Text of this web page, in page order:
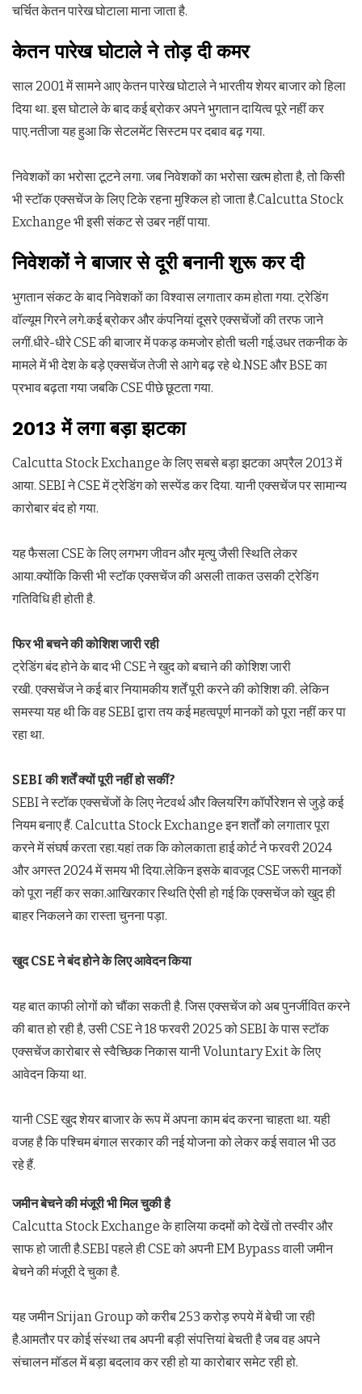
चर्चित केतन पारेख घोटाला माना जाता है.
केतन पारेख घोटाले ने तोड़ दी कमर
साल 2001 में सामने आए केतन पारेख घोटाले ने भारतीय शेयर बाजार को हिला
दिया था. इस घोटाले के बाद कई ब्रोकर अपने भुगतान दायित्व पूरे नहीं कर
पाए.नतीजा यह हुआ कि सेटलमेंट सिस्टम पर दबाव बढ़ गया.
निवेशकों का भरोसा टूटने लगा. जब निवेशकों का भरोसा खत्म होता है, तो किसी
भी स्टॉक एक्सचेंज के लिए टिके रहना मुश्किल हो जाता है.Calcutta Stock
Exchange भी इसी संकट से उबर नहीं पाया.
निवेशकों ने बाजार से दूरी बनानी शुरू कर दी
भुगतान संकट के बाद निवेशकों का विश्वास लगातार कम होता गया. ट्रेडिंग
वॉल्यूम गिरने लगे.कई ब्रोकर और कंपनियां दूसरे एक्सचेंजों की तरफ जाने
लगीं.धीरे-धीरे CSE की बाजार में पकड़ कमजोर होती चली गई.उधर तकनीक के
मामले में भी देश के बड़े एक्सचेंज तेजी से आगे बढ़ रहे थे.NSE और BSE का
प्रभाव बढ़ता गया जबकि CSE पीछे छूटता गया.
2013 में लगा बड़ा झटका
Calcutta Stock Exchange के लिए सबसे बड़ा झटका अप्रैल 2013 में
आया. SEBI ने CSE में ट्रेडिंग को सस्पेंड कर दिया. यानी एक्सचेंज पर सामान्य
कारोबार बंद हो गया.
यह फैसला CSE के लिए लगभग जीवन और मृत्यु जैसी स्थिति लेकर
आया.क्योंकि किसी भी स्टॉक एक्सचेंज की असली ताकत उसकी ट्रेडिंग
गतिविधि ही होती है.
फिर भी बचने की कोशिश जारी रही
ट्रेडिंग बंद होने के बाद भी CSE ने खुद को बचाने की कोशिश जारी
रखी. एक्सचेंज ने कई बार नियामकीय शर्तें पूरी करने की कोशिश की. लेकिन
समस्या यह थी कि वह SEBI द्वारा तय कई महत्वपूर्ण मानकों को पूरा नहीं कर पा
रहा था.
SEBI की शर्तें क्यों पूरी नहीं हो सकीं?
SEBI ने स्टॉक एक्सचेंजों के लिए नेटवर्थ और क्लियरिंग कॉर्पोरेशन से जुड़े कई
नियम बनाए हैं. Calcutta Stock Exchange इन शर्तों को लगातार पूरा
करने में संघर्ष करता रहा.यहां तक कि कोलकाता हाई कोर्ट ने फरवरी 2024
और अगस्त 2024 में समय भी दिया.लेकिन इसके बावजूद CSE जरूरी मानकों
को पूरा नहीं कर सका.आखिरकार स्थिति ऐसी हो गई कि एक्सचेंज को खुद ही
बाहर निकलने का रास्ता चुनना पड़ा.
खुद CSE ने बंद होने के लिए आवेदन किया
यह बात काफी लोगों को चौंका सकती है. जिस एक्सचेंज को अब पुनर्जीवित करने
की बात हो रही है, उसी CSE ने 18 फरवरी 2025 को SEBI के पास स्टॉक
एक्सचेंज कारोबार से स्वैच्छिक निकास यानी Voluntary Exit के लिए
आवेदन किया था.
यानी CSE खुद शेयर बाजार के रूप में अपना काम बंद करना चाहता था. यही
वजह है कि पश्चिम बंगाल सरकार की नई योजना को लेकर कई सवाल भी उठ
रहे हैं.
जमीन बेचने की मंजूरी भी मिल चुकी है
Calcutta Stock Exchange के हालिया कदमों को देखें तो तस्वीर और
साफ हो जाती है.SEBI पहले ही CSE को अपनी EM Bypass वाली जमीन
बेचने की मंजूरी दे चुका है.
यह जमीन Srijan Group को करीब 253 करोड़ रुपये में बेची जा रही
है.आमतौर पर कोई संस्था तब अपनी बड़ी संपत्तियां बेचती है जब वह अपने
संचालन मॉडल में बड़ा बदलाव कर रही हो या कारोबार समेट रही हो.